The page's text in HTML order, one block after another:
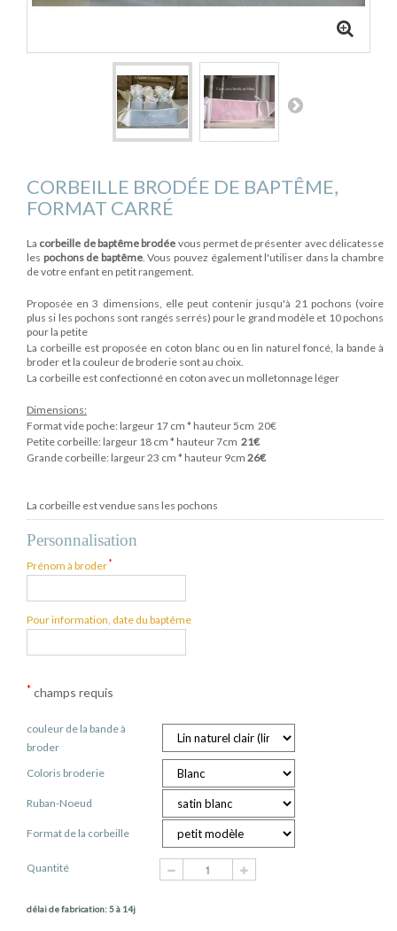
CORBEILLE BRODÉE DE BAPTÊME,
FORMAT CARRÉ
La corbeille de baptême brodée vous permet de présenter avec délicatesse
les pochons de baptême. Vous pouvez également l'utiliser dans la chambre
de votre enfant en petit rangement.
Proposée en 3 dimensions, elle peut contenir jusqu'à 21 pochons (voire
plus si les pochons sont rangés serrés) pour le grand modèle et 10 pochons
pour la petite
La corbeille est proposée en coton blanc ou en lin naturel foncé, la bande à
broder et la couleur de broderie sont au choix.
La corbeille est confectionné en coton avec un molletonnage léger
Dimensions:
Format vide poche: largeur 17 cm * hauteur 5cm 20€
Petite corbeille: largeur 18 cm * hauteur 7cm 21€
Grande corbeille: largeur 23 cm * hauteur 9cm 26€
La corbeille est vendue sans les pochons
Personnalisation
Prénom à broder*
Pour information, date du baptême
* champs requis
couleur de la bande à
broder
Coloris broderie
Ruban-Noeud
Format de la corbeille
Quantité
délai de fabrication: 5 à 14j